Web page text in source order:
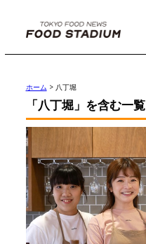
ホーム > 八丁堀
「八丁堀」を含む一覧